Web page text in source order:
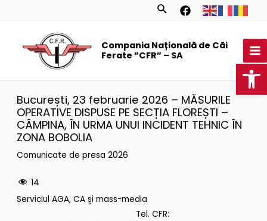
Search
Compania Națională de Căi
Ferate ”CFR” – SA
București, 23 februarie 2026 – MĂSURILE
OPERATIVE DISPUSE PE SECȚIA FLOREȘTI –
CÂMPINA, ÎN URMA UNUI INCIDENT TEHNIC ÎN
ZONA BOBOLIA
Comunicate de presa 2026
14
Serviciul AGA, CA și mass-media
Tel. CFR: